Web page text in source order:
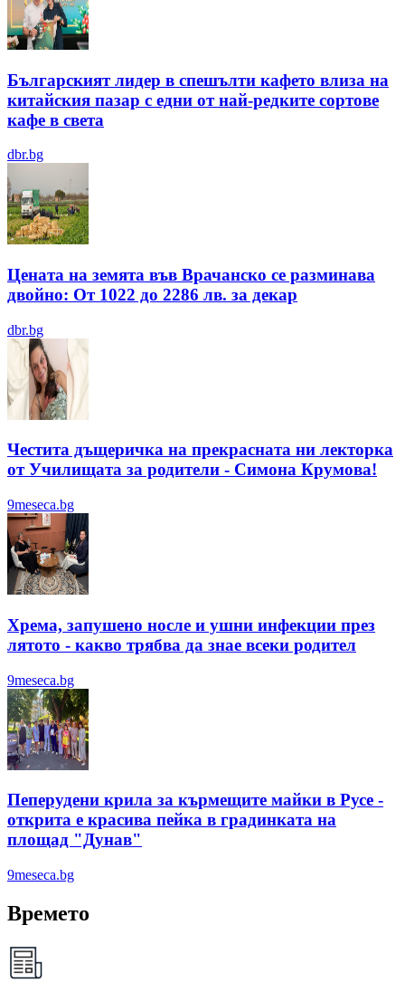
Българският лидер в спешълти кафето влиза на
китайския пазар с едни от най-редките сортове
кафе в света
dbr.bg
Цената на земята във Врачанско се разминава
двойно: От 1022 до 2286 лв. за декар
dbr.bg
Честита дъщеричка на прекрасната ни лекторка
от Училищата за родители - Симона Крумова!
9meseca.bg
Хрема, запушено носле и ушни инфекции през
лятотo - какво трябва да знае всеки родител
9meseca.bg
Пеперудени крила за кърмещите майки в Русе -
открита е красива пейка в градинката на
площад "Дунав"
9meseca.bg
Времето